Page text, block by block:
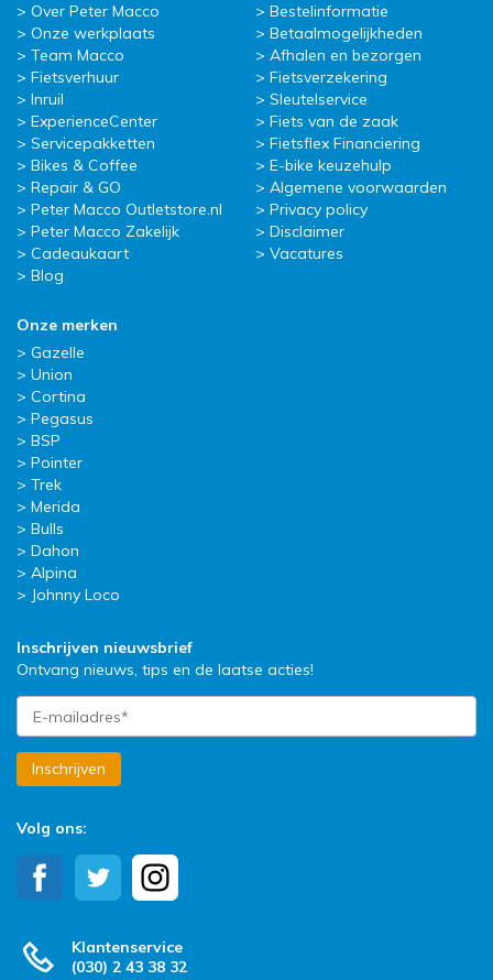
Over Peter Macco
Onze werkplaats
Team Macco
Fietsverhuur
Inruil
ExperienceCenter
Servicepakketten
Bikes & Coffee
Repair & GO
Peter Macco Outletstore.nl
Peter Macco Zakelijk
Cadeaukaart
Blog
Bestelinformatie
Betaalmogelijkheden
Afhalen en bezorgen
Fietsverzekering
Sleutelservice
Fiets van de zaak
Fietsflex Financiering
E-bike keuzehulp
Algemene voorwaarden
Privacy policy
Disclaimer
Vacatures
Onze merken
Gazelle
Union
Cortina
Pegasus
BSP
Pointer
Trek
Merida
Bulls
Dahon
Alpina
Johnny Loco
Inschrijven nieuwsbrief
Ontvang nieuws, tips en de laatse acties!
Inschrijven
Volg ons:
Klantenservice
(030) 2 43 38 32